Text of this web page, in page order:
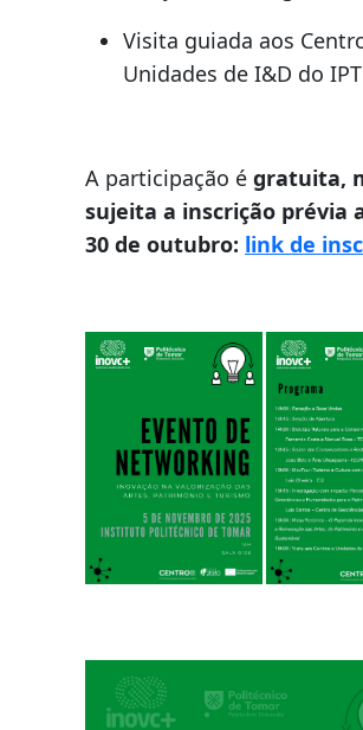
Visita guiada aos
Unidades de I&D do IPT
A participação é gratuita,
sujeita a inscrição prévia
30 de outubro: link de